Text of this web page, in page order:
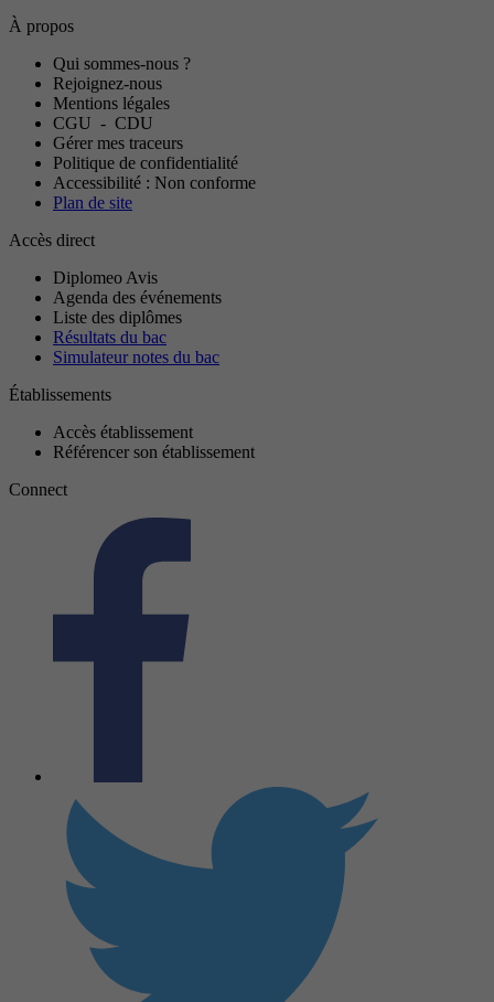
À propos
Qui sommes-nous ?
Rejoignez-nous
Mentions légales
CGU - CDU
Gérer mes traceurs
Politique de confidentialité
Accessibilité : Non conforme
Plan de site
Accès direct
Diplomeo Avis
Agenda des événements
Liste des diplômes
Résultats du bac
Simulateur notes du bac
Établissements
Accès établissement
Référencer son établissement
Connect